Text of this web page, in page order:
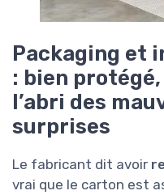
Packaging et
: bien
l’abri des
surprises
Le fabricant dit avoir
vrai que le carton est